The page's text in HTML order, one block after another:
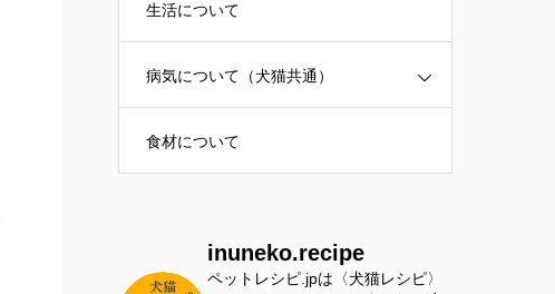
生活について
病気について（犬猫共通）
食材について
inuneko.recipe
ペットレシピ.jpは〈犬猫レシピ〉